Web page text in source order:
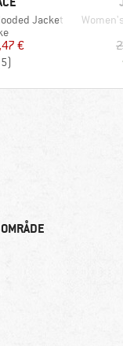
Jacket
pris
€
5)
Artikel